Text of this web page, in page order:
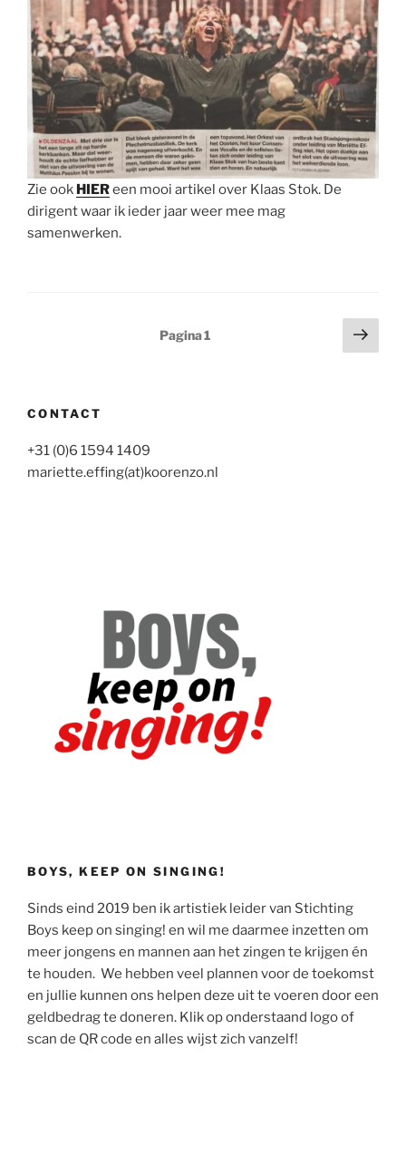
Zie ook HIEReen mooi artikel over Klaas Stok. De
dirigent waar ik ieder jaar weer mee mag
samenwerken.
Pagina1
CONTACT
+31 (0)6 1594 1409
mariette.effing(at)koorenzo.nl
BOYS, KEEP ON SINGING!
Sinds eind 2019 ben ik artistiek leider van Stichting
Boys keep on singing! en wil me daarmee inzetten om
meer jongens en mannen aan het zingen te krijgen én
te houden. We hebben veel plannen voor de toekomst
en jullie kunnen ons helpen deze uit te voeren door een
geldbedrag te doneren. Klik op onderstaand logo of
scan de QR code en alles wijst zich vanzelf!